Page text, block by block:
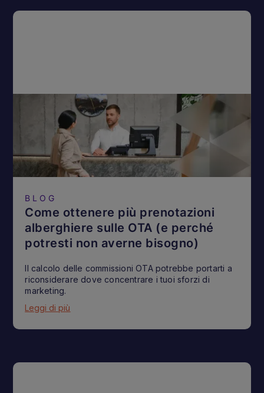
BLOG
Come ottenere più prenotazioni
alberghiere sulle OTA (e perché
potresti non averne bisogno)
Il calcolo delle commissioni OTA potrebbe portarti a
riconsiderare dove concentrare i tuoi sforzi di
marketing.
Leggi di più